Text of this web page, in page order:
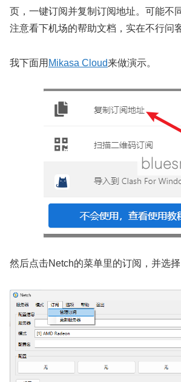
页，一键订阅并复制订阅地址。可能不
注意看下机场的帮助文档，实在不行问
我下面用 Mikasa Cloud来做演示。
然后点击Netch的菜单里的订阅，并选择